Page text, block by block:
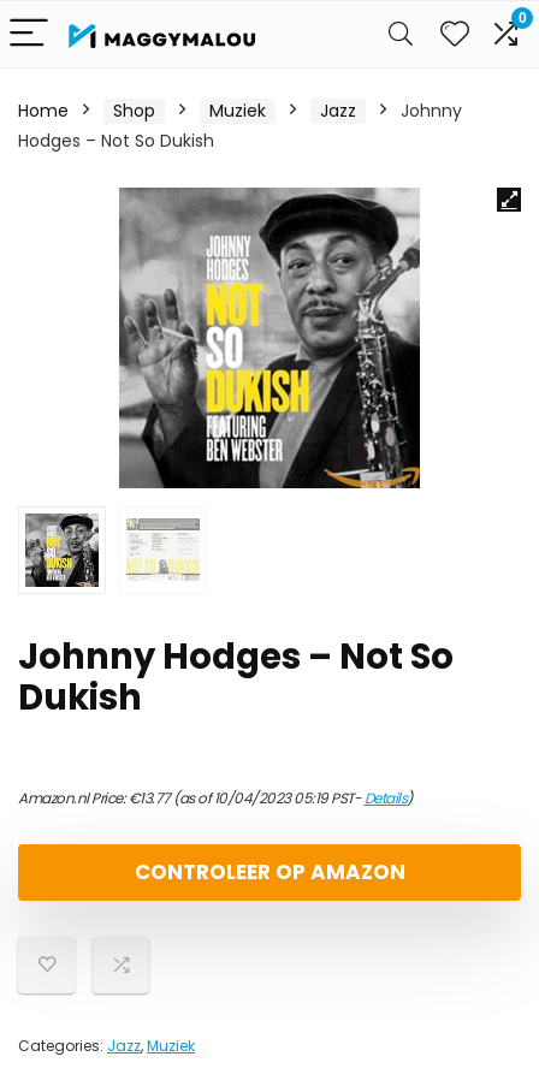
0
Home Shop Muziek Jazz
Johnny
Hodges – Not So Dukish
Johnny Hodges – Not So
Dukish
Amazon.nl Price:€13.77(as of 10/04/2023 05:19 PST-Details)
CONTROLEER OP AMAZON
Categories: Jazz,Muziek